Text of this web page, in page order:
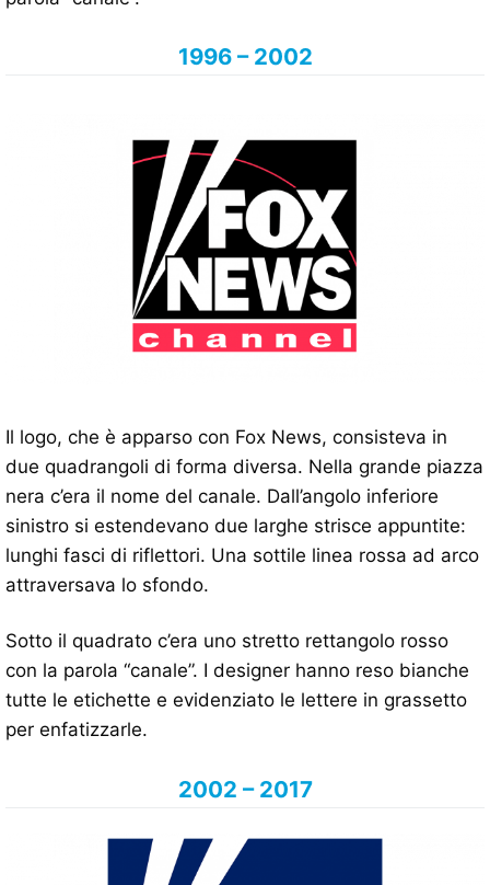
1996 – 2002
Il logo, che è apparso con Fox News, consisteva in
due quadrangoli di forma diversa. Nella grande piazza
nera c’era il nome del canale. Dall’angolo inferiore
sinistro si estendevano due larghe strisce appuntite:
lunghi fasci di riflettori. Una sottile linea rossa ad arco
attraversava lo sfondo.
Sotto il quadrato c’era uno stretto rettangolo rosso
con la parola “canale”. I designer hanno reso bianche
tutte le etichette e evidenziato le lettere in grassetto
per enfatizzarle.
2002 – 2017